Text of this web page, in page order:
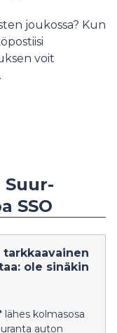
joukossa? Kun
voit
SSO
ole sinäkin
lähes kolmasosa
auton